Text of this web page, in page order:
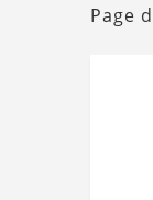
Page